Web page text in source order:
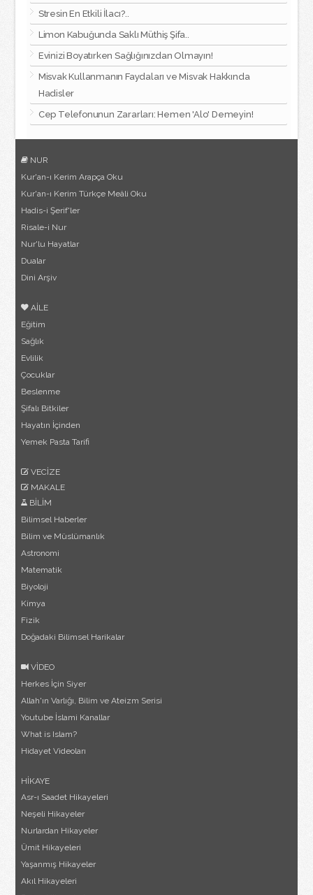
Stresin En Etkili İlacı?..
Limon Kabuğunda Saklı Müthiş Şifa..
Evinizi Boyatırken Sağlığınızdan Olmayın!
Misvak Kullanmanın Faydaları ve Misvak Hakkında
Hadisler
Cep Telefonunun Zararları: Hemen 'Alo' Demeyin!
NUR
Kur'an-ı Kerim Arapça Oku
Kur'an-ı Kerim Türkçe Meâli Oku
Hadis-i Şerif'ler
Risale-i Nur
Nur'lu Hayatlar
Dualar
Dini Arşiv
AİLE
Eğitim
Sağlık
Evlilik
Çocuklar
Beslenme
Şifalı Bitkiler
Hayatın İçinden
Yemek Pasta Tarifi
VECİZE
MAKALE
BİLİM
Bilimsel Haberler
Bilim ve Müslümanlık
Astronomi
Matematik
Biyoloji
Kimya
Fizik
Doğadaki Bilimsel Harikalar
VİDEO
Herkes İçin Siyer
Allah'ın Varlığı, Bilim ve Ateizm Serisi
Youtube İslami Kanallar
What is Islam?
Hidayet Videoları
HİKAYE
Asr-ı Saadet Hikayeleri
Neşeli Hikayeler
Nurlardan Hikayeler
Ümit Hikayeleri
Yaşanmış Hikayeler
Akıl Hikayeleri